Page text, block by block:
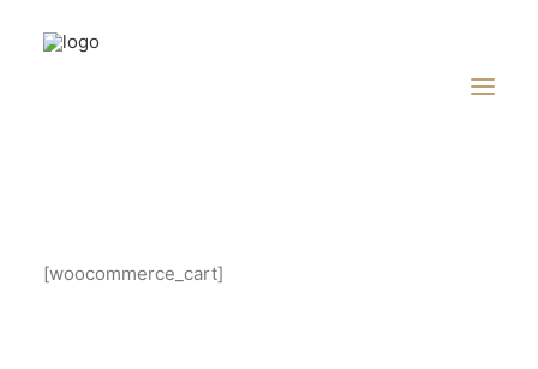
REISE BUCHEN
[woocommerce_cart]